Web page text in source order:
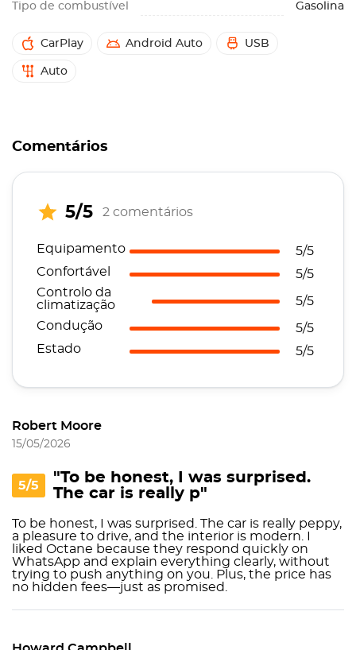
Tipo de combustível Gasolina
CarPlay Android Auto USB
Auto
Comentários
5/5 2 comentários
Equipamento
5/5
Confortável
5/5
Controlo da
climatização
5/5
Condução
5/5
Estado
5/5
Robert Moore
15/05/2026
5/5
"To be honest, I was surprised.
The car is really p"
To be honest, I was surprised. The car is really peppy,
a pleasure to drive, and the interior is modern. I
liked Octane because they respond quickly on
WhatsApp and explain everything clearly, without
trying to push anything on you. Plus, the price has
no hidden fees—just as promised.